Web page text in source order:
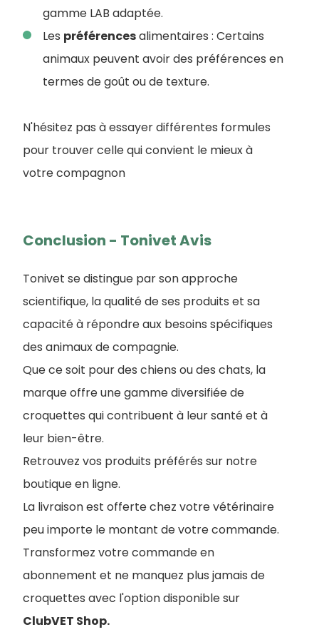
gamme LAB adaptée.
Les préférencesalimentaires : Certains
animaux peuvent avoir des préférences en
termes de goût ou de texture.
N'hésitez pas à essayer différentes formules
pour trouver celle qui convient le mieux à
votre compagnon
Conclusion - Tonivet Avis
Tonivet se distingue par son approche
scientifique, la qualité de ses produits et sa
capacité à répondre aux besoins spécifiques
des animaux de compagnie.
Que ce soit pour des chiens ou des chats, la
marque offre une gamme diversifiée de
croquettes qui contribuent à leur santé et à
leur bien-être.
Retrouvez vos produits préférés sur notre
boutique en ligne.
La livraison est offerte chez votre vétérinaire
peu importe le montant de votre commande.
Transformez votre commande en
abonnement et ne manquez plus jamais de
croquettes avec l'option disponible sur
ClubVET Shop.